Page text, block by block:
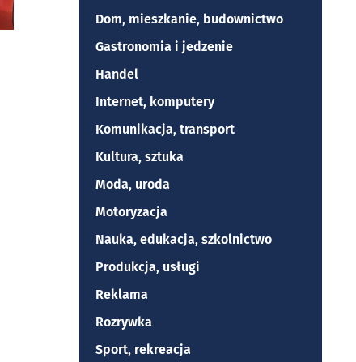
Dom, mieszkanie, budownictwo
Gastronomia i jedzenie
Handel
Internet, komputery
Komunikacja, transport
Kultura, sztuka
Moda, uroda
Motoryzacja
Nauka, edukacja, szkolnictwo
Produkcja, usługi
Reklama
Rozrywka
Sport, rekreacja